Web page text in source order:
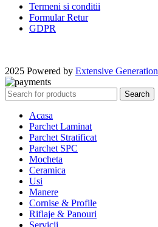
Termeni si conditii
Formular Retur
GDPR
2025 Powered by Extensive Generation
Search
Acasa
Parchet Laminat
Parchet Stratificat
Parchet SPC
Mocheta
Ceramica
Usi
Manere
Cornise & Profile
Riflaje & Panouri
Servicii